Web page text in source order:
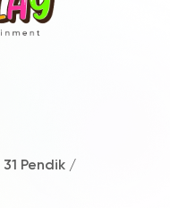
Pendik /